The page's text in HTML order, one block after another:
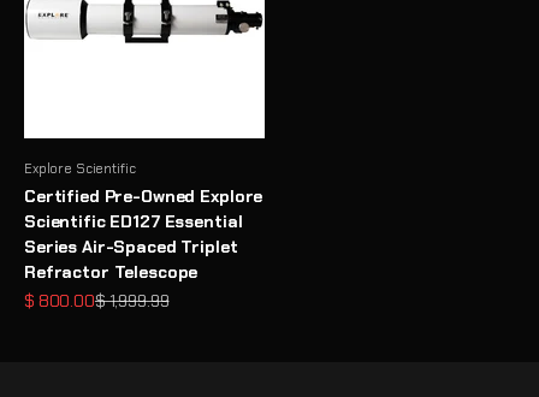
Explore Scientific
Certified Pre-Owned Explore
Scientific ED127 Essential
Series Air-Spaced Triplet
Refractor Telescope
Prix de vente
$ 800.00Prix normal
$ 1,999.99